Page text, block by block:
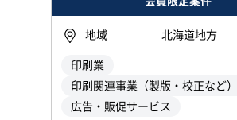
地域 北海道地方
印刷業
印刷関連事業（製版・校正など）
広告・販促サービス